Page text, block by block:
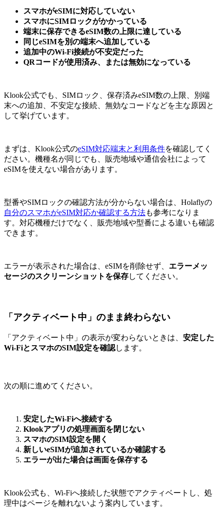
スマホがeSIMに対応していない
スマホにSIMロックがかかっている
端末に保存できるeSIM数の上限に達している
同じeSIMを別の端末へ追加している
追加中のWi-Fi接続が不安定だった
QRコードが使用済み、または無効になっている
Klook公式でも、SIMロック、保存済みeSIM数の上限、別端
末への追加、不安定な接続、無効なコードなどを主な原因と
して挙げています。
まずは、Klook公式のeSIM対応端末と利用条件を確認してく
ださい。機種名が同じでも、販売地域や通信会社によって
eSIMを使えない場合があります。
型番やSIMロックの確認方法が分からない場合は、Holaflyの
自分のスマホがeSIM対応か確認する方法も参考になりま
す。対応機種だけでなく、販売地域や型番による違いも確認
できます。
エラーが表示された場合は、eSIMを削除せず、 エラーメッ
セージのスクリーンショットを保存してください。
「アクティベート中」のまま終わらない
「アクティベート中」の表示が変わらないときは、 安定した
Wi-FiとスマホのSIM設定を確認します。
次の順に進めてください。
安定したWi-Fiへ接続する
Klookアプリの処理画面を閉じない
スマホのSIM設定を開く
新しいeSIMが追加されているか確認する
エラーが出た場合は画面を保存する
Klook公式も、Wi-Fiへ接続した状態でアクティベートし、処
理中はページを離れないよう案内しています。